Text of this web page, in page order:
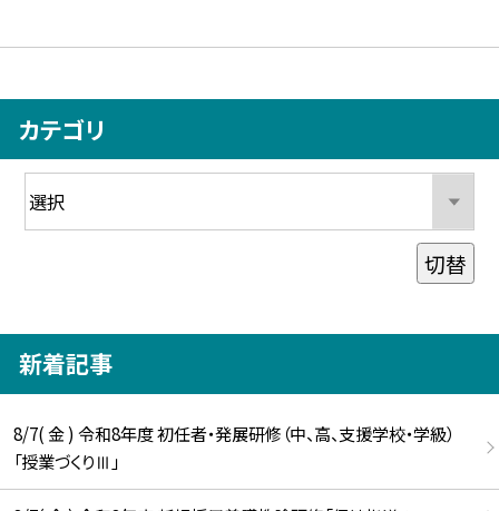
カテゴリ
切替
新着記事
8/7( 金 ) 令和8年度 初任者・発展研修（中、高、支援学校・学級）
「授業づくりⅢ」